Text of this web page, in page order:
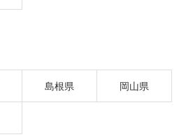
島根県 岡山県